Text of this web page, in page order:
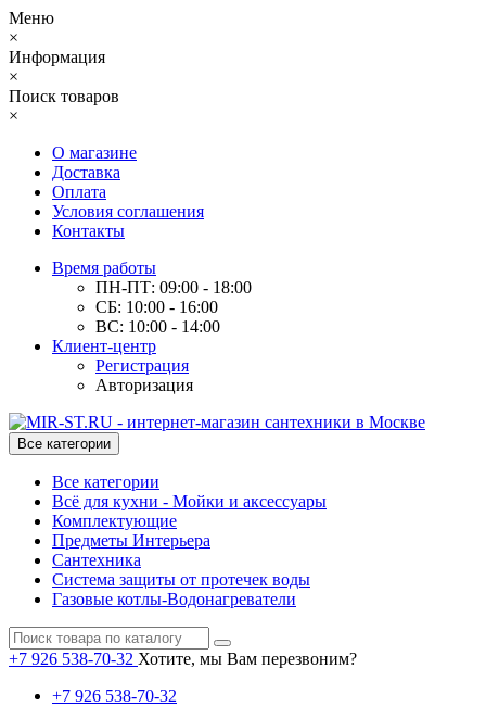
Меню
×
Информация
×
Поиск товаров
×
О магазине
Доставка
Оплата
Условия соглашения
Контакты
Время работы
ПН-ПТ: 09:00 - 18:00
СБ: 10:00 - 16:00
ВС: 10:00 - 14:00
Клиент-центр
Регистрация
Авторизация
Все категории
Все категории
Всё для кухни - Мойки и аксессуары
Комплектующие
Предметы Интерьера
Сантехника
Система защиты от протечек воды
Газовые котлы-Водонагреватели
+7 926 538-70-32 Хотите, мы Вам перезвоним?
+7 926 538-70-32